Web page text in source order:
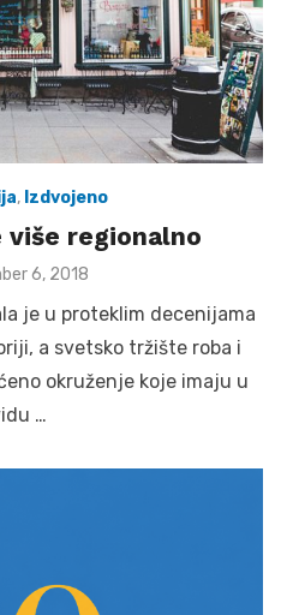
, Izdvojeno
više regionalno
6, 2018
je u proteklim decenijama
a svetsko tržište roba i
okruženje koje imaju u
…